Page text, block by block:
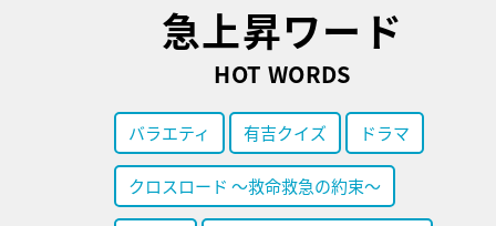
急上昇ワード
HOT WORDS
バラエティ 有吉クイズ ドラマ
クロスロード ～救命救急の約束～